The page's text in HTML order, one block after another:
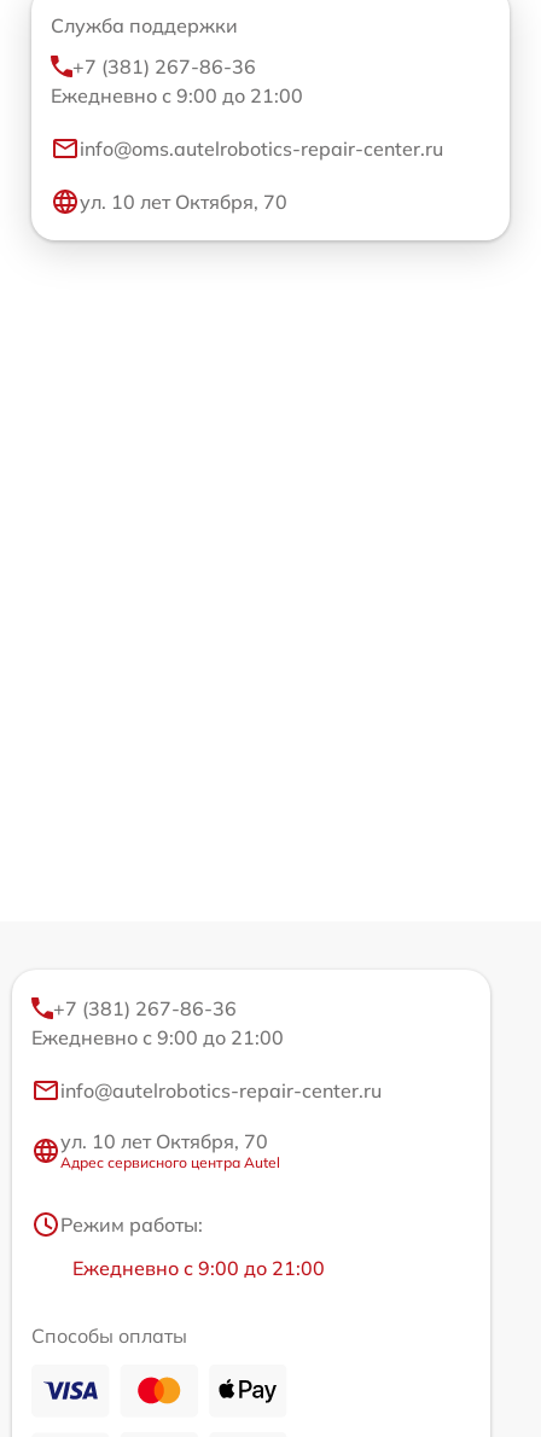
Служба поддержки
+7 (381) 267-86-36
Ежедневно с 9:00 до 21:00
info@oms.autelrobotics-repair-center.ru
ул. 10 лет Октября, 70
+7 (381) 267-86-36
Ежедневно с 9:00 до 21:00
info@autelrobotics-repair-center.ru
ул. 10 лет Октября, 70
Адрес сервисного центра Autel
Режим работы:
Ежедневно с 9:00 до 21:00
Способы оплаты